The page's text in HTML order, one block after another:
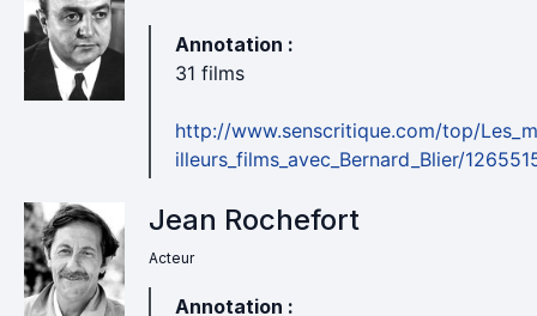
Annotation :
31 films
http://www.senscritique.com/top/
illeurs_films_avec_Bernard_Blier/
Jean Rochefort
Acteur
Annotation :